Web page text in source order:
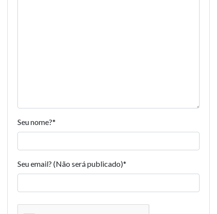
Seu nome?*
Seu email? (Não será publicado)*